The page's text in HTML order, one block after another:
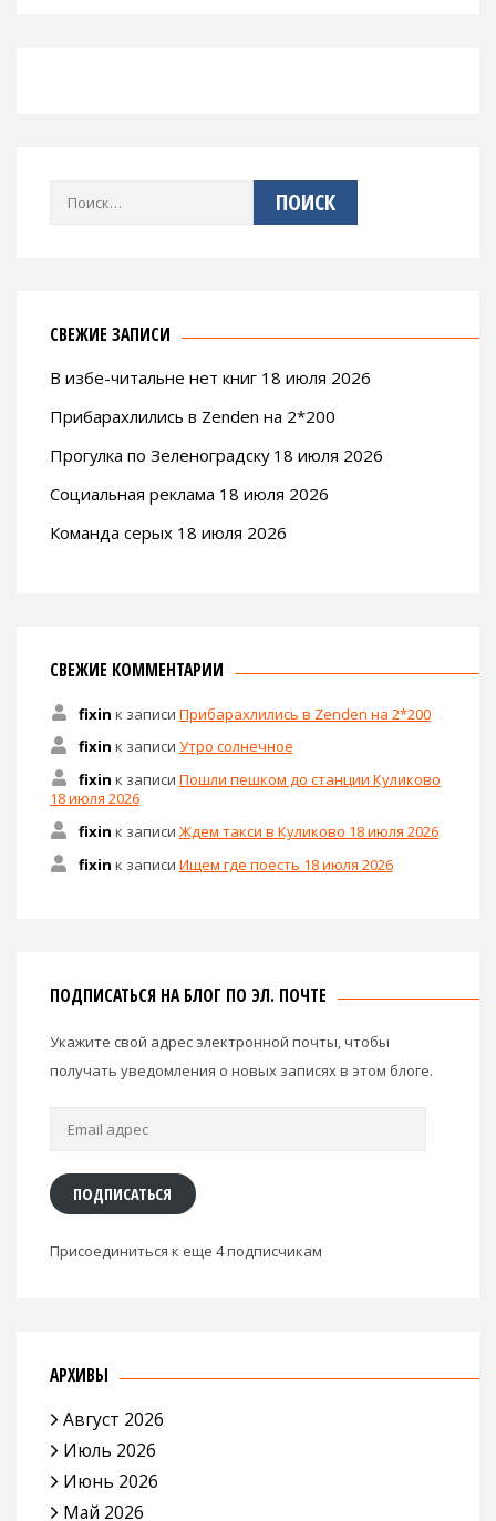
Найти:
СВЕЖИЕ ЗАПИСИ
В избе-читальне нет книг 18 июля 2026
Прибарахлились в Zenden на 2*200
Прогулка по Зеленоградску 18 июля 2026
Социальная реклама 18 июля 2026
Команда серых 18 июля 2026
СВЕЖИЕ КОММЕНТАРИИ
fixin к записи Прибарахлились в Zenden на 2*200
fixin к записи Утро солнечное
fixin к записи Пошли пешком до станции Куликово
18 июля 2026
fixin к записи Ждем такси в Куликово 18 июля 2026
fixin к записи Ищем где поесть 18 июля 2026
ПОДПИСАТЬСЯ НА БЛОГ ПО ЭЛ. ПОЧТЕ
Укажите свой адрес электронной почты, чтобы
получать уведомления о новых записях в этом блоге.
ПОДПИСАТЬСЯ
Присоединиться к еще 4 подписчикам
АРХИВЫ
Август 2026
Июль 2026
Июнь 2026
Май 2026